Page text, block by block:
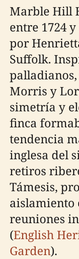
Marble Hill
entre 1724
por
Suffolk.
Morris y
simetría y
finca
tendencia
inglesa del
retiros
Támesis,
aislamiento
reuniones
(English
Garden).